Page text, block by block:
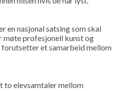
en nasjonal satsing som skal
møte profesjonell kunst og
forutsetter et samarbeid mellom
to elevsamtaler mellom